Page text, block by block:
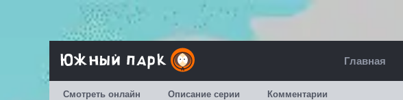
Смотреть онлайн Описание серии Комментарии
Главная